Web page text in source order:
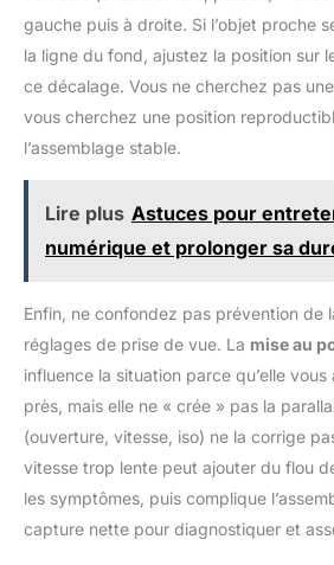
cm et un adaptateur à vis de 0,95 cm à
une large gamme de supports d'appareil
non compatibles avec le système de
Type Deux pieds rétractables : deux
plat pour un rangement et un transport
robuste en alliage d'aluminium : avec une
140 mm, ce rail de mise au point
d'aluminium ne pèse que 512 g, mais il
gauche puis à droite. Si l’objet proche
la ligne du fond, ajustez la position sur
ce décalage. Vous ne cherchez pas
vous cherchez une position
l’assemblage stable.
Lire plus Astuces pour
numérique et prolonger sa
Enfin, ne confondez pas prévention de
réglages de prise de vue. La mise au
influence la situation parce qu’elle
près, mais elle ne « crée » pas la
(ouverture, vitesse, iso) ne la corrige
vitesse trop lente peut ajouter du flou
les symptômes, puis complique
capture nette pour diagnostiquer et